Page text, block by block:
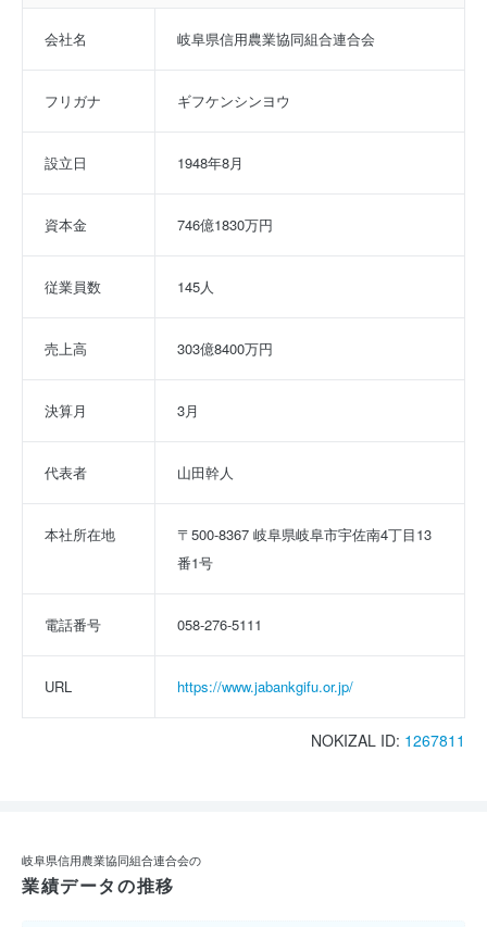
会社名 岐阜県信用農業協同組合連合会
フリガナ ギフケンシンヨウ
設立日 1948年8月
資本金 746億1830万円
従業員数 145人
売上高 303億8400万円
決算月 3月
代表者 山田幹人
本社所在地
〒500-8367 岐阜県岐阜市宇佐南4丁目13
番1号
電話番号 058-276-5111
URL https://www.jabankgifu.or.jp/
NOKIZAL ID: 1267811
岐阜県信用農業協同組合連合会の
業績データの推移